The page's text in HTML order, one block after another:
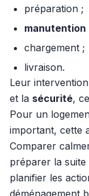
préparation ;
manutention
chargement ;
livraison.
Leur
et la sécurité,
Pour un
important, cette
Comparer
préparer la
planifier les
déménagement